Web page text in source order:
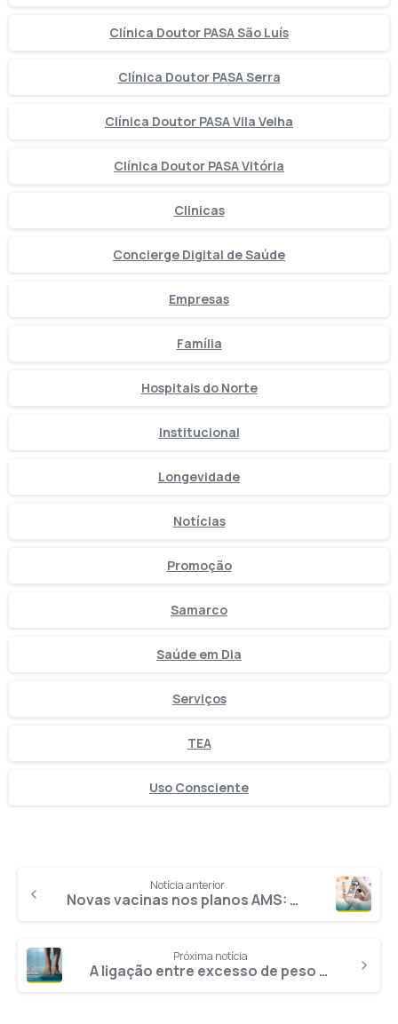
Clínica Doutor PASA São Luís
Clínica Doutor PASA Serra
Clínica Doutor PASA Vila Velha
Clínica Doutor PASA Vitória
Clinicas
Concierge Digital de Saúde
Empresas
Família
Hospitais do Norte
Institucional
Longevidade
Notícias
Promoção
Samarco
Saúde em Dia
Serviços
TEA
Uso Consciente
Notícia anterior
Novas vacinas nos planos AMS: mais proteção para você e sua família
Próxima notícia
A ligação entre excesso de peso e a demência